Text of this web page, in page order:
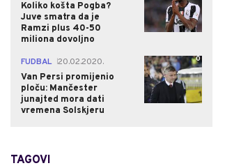
Koliko košta Pogba?
Juve smatra da je
Ramzi plus 40-50
miliona dovoljno
FUDBAL 20.02.2020.
Van Persi promijenio
ploču: Mančester
junajted mora dati
vremena Solskjeru
0
TAGOVI